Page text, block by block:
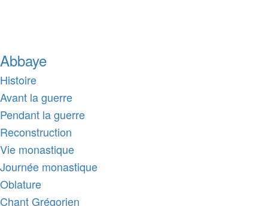
Abbaye
Histoire
Avant la guerre
Pendant la guerre
Reconstruction
Vie monastique
Journée monastique
Oblature
Chant Grégorien